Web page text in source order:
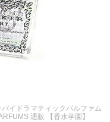
イドラマティックパルファム
通販 【香水学園】